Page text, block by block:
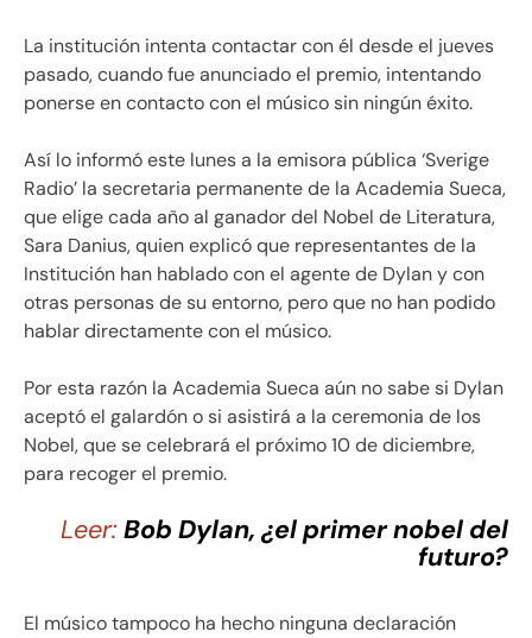
La institución intenta contactar con él desde el jueves
pasado, cuando fue anunciado el premio, intentando
ponerse en contacto con el músico sin ningún éxito.
Así lo informó este lunes a la emisora pública ‘Sverige
Radio’ la secretaria permanente de la Academia Sueca,
que elige cada año al ganador del Nobel de Literatura,
Sara Danius, quien explicó que representantes de la
Institución han hablado con el agente de Dylan y con
otras personas de su entorno, pero que no han podido
hablar directamente con el músico.
Por esta razón la Academia Sueca aún no sabe si Dylan
aceptó el galardón o si asistirá a la ceremonia de los
Nobel, que se celebrará el próximo 10 de diciembre,
para recoger el premio.
Leer: Bob Dylan, ¿el primer nobel del
futuro?
El músico tampoco ha hecho ninguna declaración